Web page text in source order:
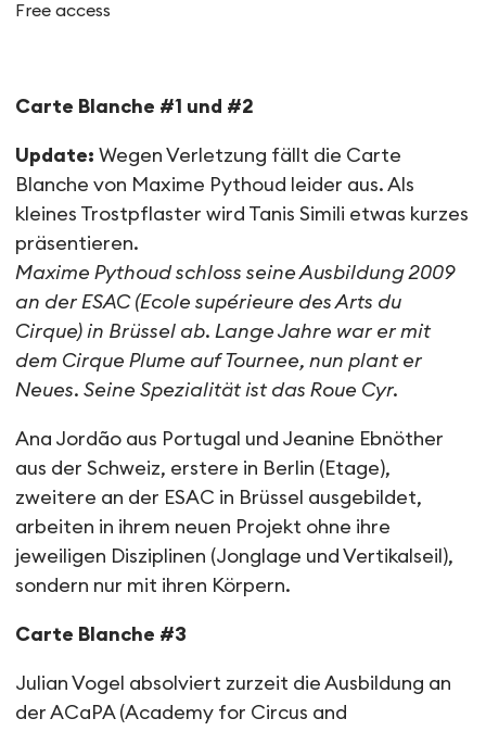
Carte Blanche
Carte Blanche #1 und #2
Update: Wegen Verletzung fällt die Carte
Blanche von Maxime Pythoud leider aus. Als
kleines Trostpflaster wird Tanis Simili etwas kurzes
präsentieren.
Maxime Pythoud schloss seine Ausbildung 2009
an der ESAC (Ecole supérieure des Arts du
Cirque) in Brüssel ab. Lange Jahre war er mit
dem Cirque Plume auf Tournee, nun plant er
Neues. Seine Spezialität ist das Roue Cyr.
Ana Jordão aus Portugal und Jeanine Ebnöther
aus der Schweiz, erstere in Berlin (Etage),
zweitere an der ESAC in Brüssel ausgebildet,
arbeiten in ihrem neuen Projekt ohne ihre
jeweiligen Disziplinen (Jonglage und Vertikalseil),
sondern nur mit ihren Körpern.
Carte Blanche #3
Julian Vogel absolviert zurzeit die Ausbildung an
der ACaPA (Academy for Circus and
Free access